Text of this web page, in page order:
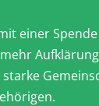
einer